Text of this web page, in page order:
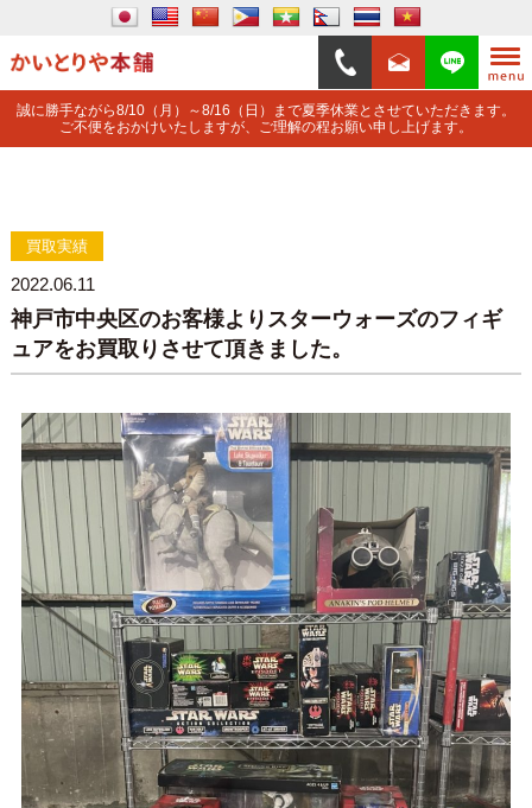
誠に勝手ながら8/10（月）～8/16（日）まで夏季休業とさせていただきます。
ご不便をおかけいたしますが、ご理解の程お願い申し上げます。
買取実績
2022.06.11
神戸市中央区のお客様よりスターウォーズのフィギ
ュアをお買取りさせて頂きました。